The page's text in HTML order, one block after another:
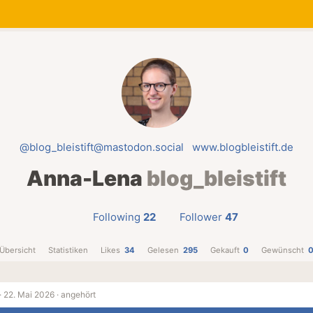
@blog_bleistift@mastodon.social www.blogbleistift.de
Anna-Lena blog_bleistift
Following 22 Follower 47
Übersicht Statistiken Likes 34 Gelesen 295 Gekauft 0 Gewünscht 0
· 22. Mai 2026 · angehört